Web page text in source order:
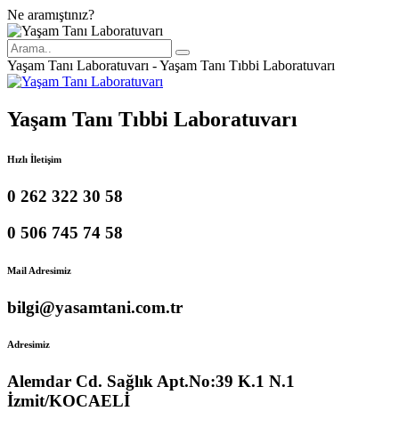
Ne aramıştınız?
Yaşam Tanı Laboratuvarı - Yaşam Tanı Tıbbi Laboratuvarı
Yaşam Tanı Tıbbi Laboratuvarı
Hızlı İletişim
0 262 322 30 58
0 506 745 74 58
Mail Adresimiz
bilgi@yasamtani.com.tr
Adresimiz
Alemdar Cd. Sağlık Apt.No:39 K.1 N.1
İzmit/KOCAELİ